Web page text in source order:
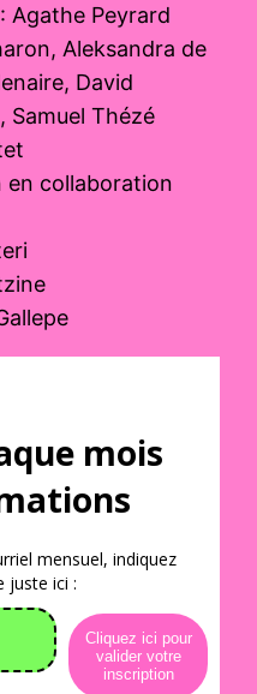
Agathe Peyrard
Aleksandra de
David
Samuel Thézé
en collaboration